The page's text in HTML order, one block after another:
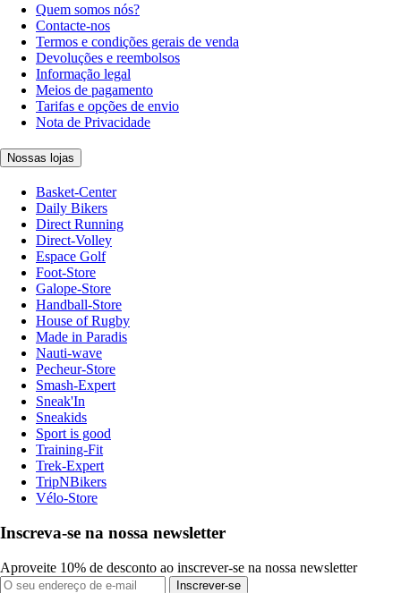
Quem somos nós?
Contacte-nos
Termos e condições gerais de venda
Devoluções e reembolsos
Informação legal
Meios de pagamento
Tarifas e opções de envio
Nota de Privacidade
Nossas lojas
Basket-Center
Daily Bikers
Direct Running
Direct-Volley
Espace Golf
Foot-Store
Galope-Store
Handball-Store
House of Rugby
Made in Paradis
Nauti-wave
Pecheur-Store
Smash-Expert
Sneak'In
Sneakids
Sport is good
Training-Fit
Trek-Expert
TripNBikers
Vélo-Store
Inscreva-se na nossa newsletter
Aproveite 10% de desconto ao inscrever-se na nossa newsletter
Inscrever-se